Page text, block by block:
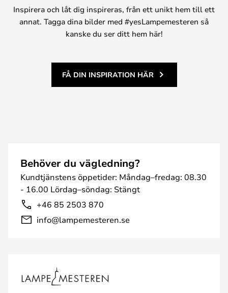
Inspirera och låt dig inspireras, från ett unikt hem till ett
annat. Tagga dina bilder med #yesLampemesteren så
kanske du ser ditt hem här!
FÅ DIN INSPIRATION HÄR
Behöver du vägledning?
Kundtjänstens öppetider: Måndag–fredag: 08.30
- 16.00 Lördag–söndag: Stängt
+46 85 2503 870
info@lampemesteren.se